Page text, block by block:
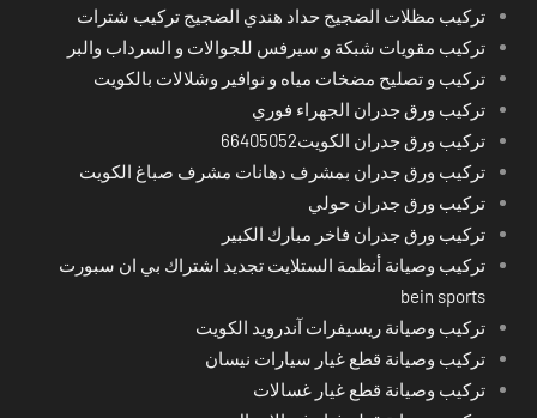
تركيب مظلات الضجيج حداد هندي الضجيج تركيب شترات
تركيب مقويات شبكة و سيرفس للجوالات و السرداب والبر
تركيب و تصليح مضخات مياه و نوافير وشلالات بالكويت
تركيب ورق جدران الجهراء فوري
تركيب ورق جدران الكويت66405052
تركيب ورق جدران بمشرف دهانات مشرف صباغ الكويت
تركيب ورق جدران حولي
تركيب ورق جدران فاخر مبارك الكبير
تركيب وصيانة أنظمة الستلايت تجديد اشتراك بي ان سبورت
bein sports
تركيب وصيانة ريسيفرات آندرويد الكويت
تركيب وصيانة قطع غيار سيارات نيسان
تركيب وصيانة قطع غيار غسالات